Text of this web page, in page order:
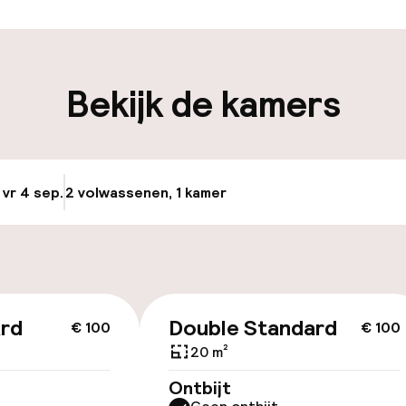
Bekijk de kamers
4 sep.2 volwassenen, 1 kamer
€ 100 € 100
Double Standard
20 m²
Ontbijt